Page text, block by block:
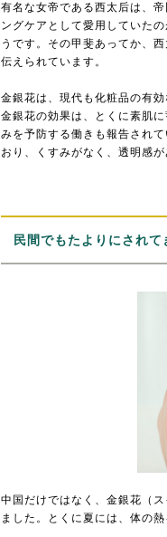
有名な女帝である西太后は、
ングケアとして愛用していた
うです。その甲斐あってか、
伝えられています。
金銀花は、現代も化粧品の有
金銀花の効果は、とくに素肌
みを予防する働きも報告され
おり、くすみがなく、透明感
民間でもたよりにされて
中国だけではなく、金銀花（
ました。とくに夏には、体の